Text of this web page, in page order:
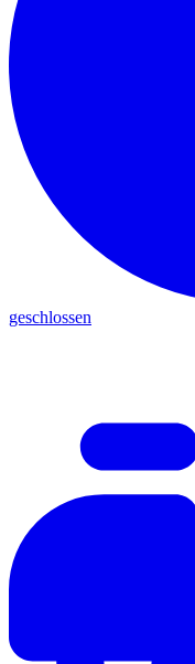
geschlossen